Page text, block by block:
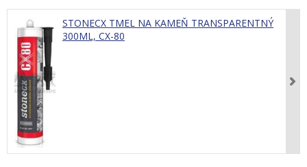
STONECX TMEL NA KAMEŇ TRANSPARENTNÝ
300ML, CX-80